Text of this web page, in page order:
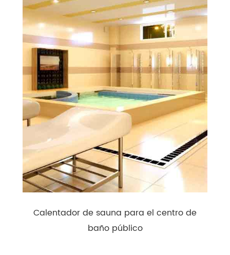
Calentador de sauna para el centro de
baño público